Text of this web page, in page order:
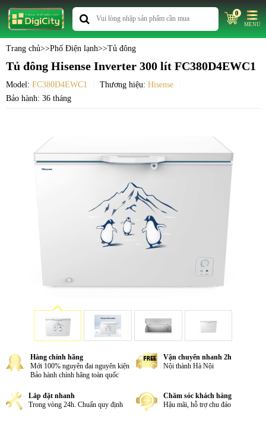
0
MENU
Trang chủ>>Phố Điện lạnh>>Tủ đông
Tủ đông Hisense Inverter 300 lít FC380D4EWC1
Model: FC380D4EWC1 Thương hiệu: Hisense
Bảo hành: 36 tháng
Hàng chính hãng
Mới 100% nguyên đai nguyên kiện
Bảo hành chính hãng toàn quốc
Vận chuyển nhanh 2h
Nội thành Hà Nội
Lắp đặt nhanh
Trong vòng 24h. Chuẩn quy định
Chăm sóc khách hàng
Hậu mãi, hỗ trợ chu đáo